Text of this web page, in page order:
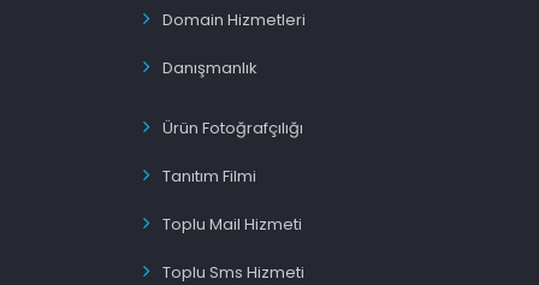
Domain Hizmetleri
Danışmanlık
Ürün Fotoğrafçılığı
Tanıtım Filmi
Toplu Mail Hizmeti
Toplu Sms Hizmeti